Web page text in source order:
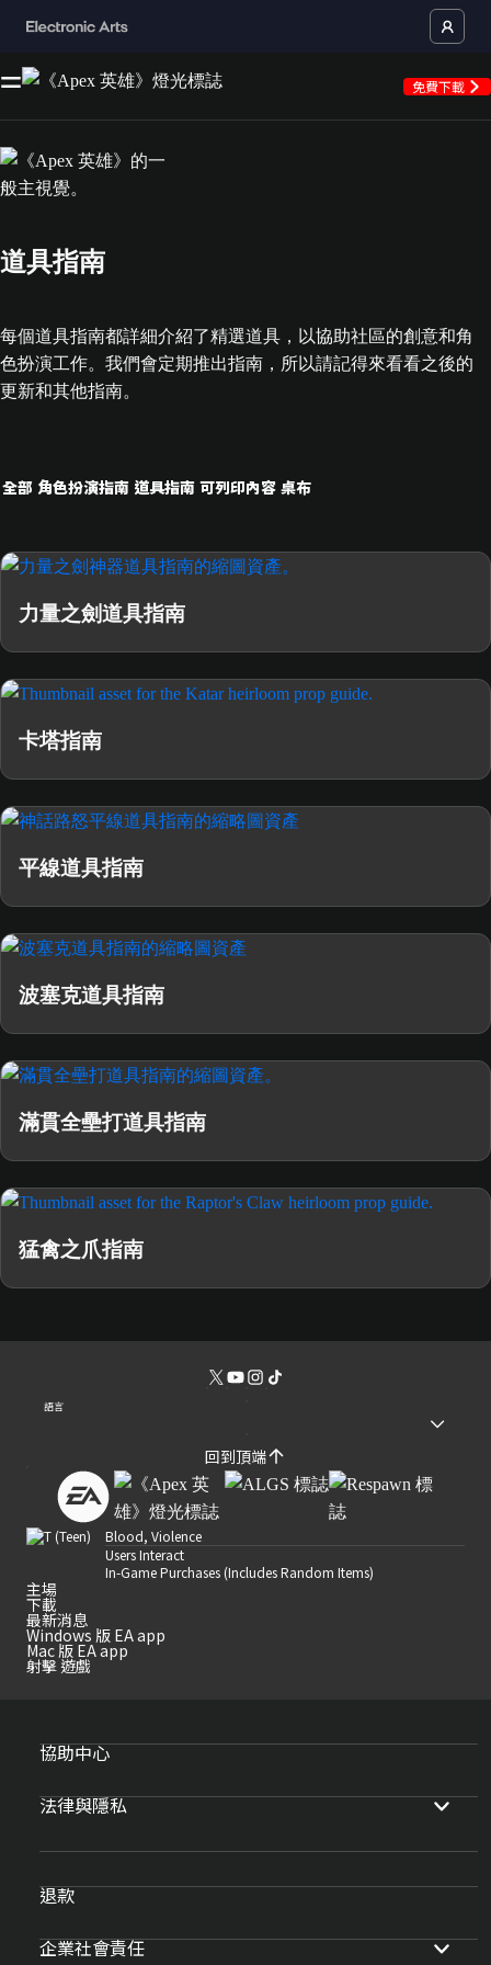
免費下載
道具指南
每個道具指南都詳細介紹了精選道具，以協助社區的創意和角
色扮演工作。我們會定期推出指南，所以請記得來看看之後的
更新和其他指南。
全部 角色扮演指南 道具指南 可列印內容 桌布
力量之劍道具指南
卡塔指南
平線道具指南
波塞克道具指南
滿貫全壘打道具指南
猛禽之爪指南
語言
回到頂端
Blood, Violence
Users Interact
In-Game Purchases (Includes Random Items)
主場
下載
最新消息
Windows 版 EA app
Mac 版 EA app
射擊 遊戲
協助中心
法律與隱私
退款
企業社會責任